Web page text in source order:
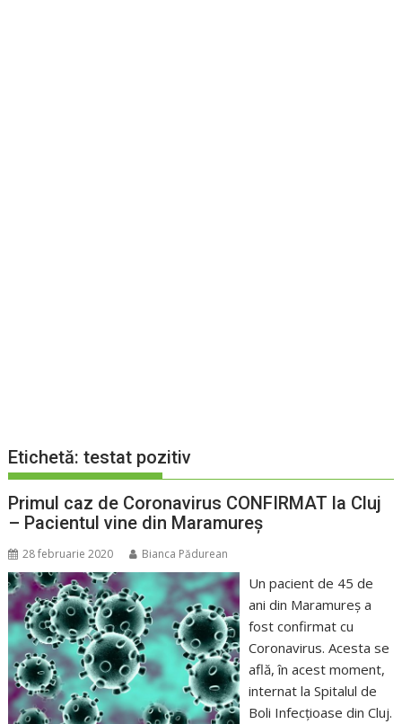
Etichetă:testat pozitiv
Primul caz de Coronavirus CONFIRMAT la Cluj
– Pacientul vine din Maramureș
28 februarie 2020 Bianca Pădurean
Un pacient de 45 de
ani din Maramureș a
fost confirmat cu
Coronavirus. Acesta se
află, în acest moment,
internat la Spitalul de
Boli Infecțioase din Cluj.